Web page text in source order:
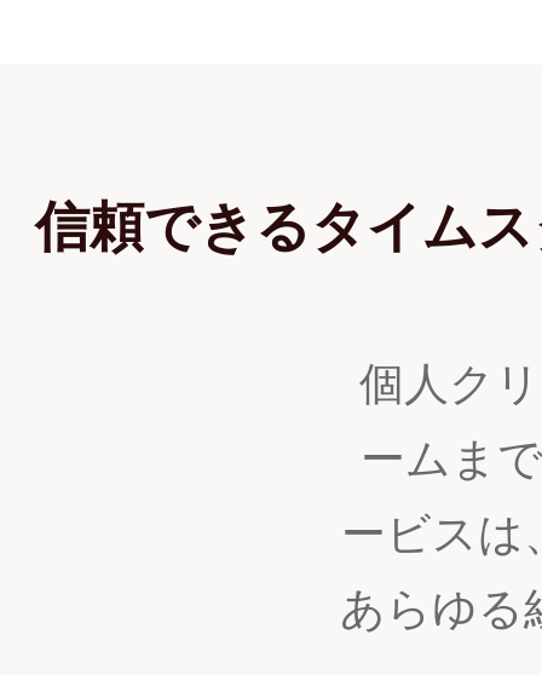
信頼できるタイム
個人ク
ームま
ービスは
あらゆる